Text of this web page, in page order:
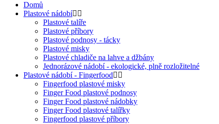
Domů
Plastové nádobí
Plastové talíře
Plastové příbory
Plastové podnosy - tácky
Plastové misky
Plastové chladiče na lahve a džbány
Jednorázové nádobí - ekologické, plně rozložitelné
Plastové nádobí - Fingerfood
Fingerfood plastové misky
Finger Food plastové podnosy
Finger Food plastové nádobky
Finger Food plastové talířky
Fingerfood plastové příbory